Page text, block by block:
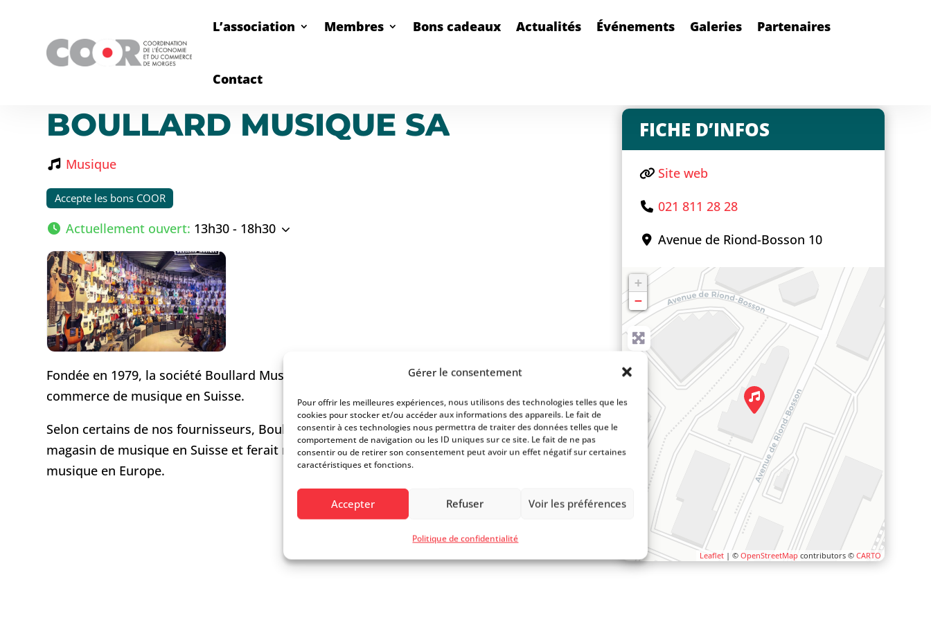
Gérer le consentement
Pour offrir les meilleures expériences, nous utilisons des technologies telles que les
cookies pour stocker et/ou accéder aux informations des appareils. Le fait de
consentir à ces technologies nous permettra de traiter des données telles que le
comportement de navigation ou les ID uniques sur ce site. Le fait de ne pas
consentir ou de retirer son consentement peut avoir un effet négatif sur certaines
caractéristiques et fonctions.
Accepter Refuser Voir les préférences
Politique de confidentialité
L’association Membres Bons cadeaux Actualités Événements Galeries Partenaires
Contact
BOULLARD MUSIQUE SA
Musique
Accepte les bons COOR
Actuellement ouvert: 13h30 - 18h30
Fondée en 1979, la société Boullard Musique SA est actuellement l’un des leaders du
commerce de musique en Suisse.
Selon certains de nos fournisseurs, Boullard Musique serait à l’heure actuelle le plus grand
magasin de musique en Suisse et ferait même partie des 20 plus grands magasins de
musique en Europe.
FICHE D’INFOS
Site web
021 811 28 28
Avenue de Riond-Bosson 10
+
−
Leaflet| © OpenStreetMapcontributors © CARTO